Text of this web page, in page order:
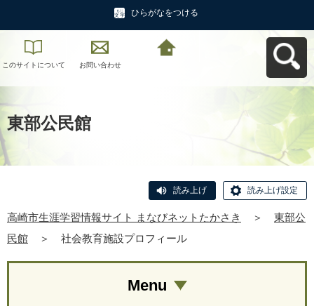
ひらがなをつける
このサイトについて お問い合わせ
東部公民館
読み上げ 読み上げ設定
高崎市生涯学習情報サイト まなびネットたかさき ＞
東部公
民館
＞ 社会教育施設プロフィール
Menu